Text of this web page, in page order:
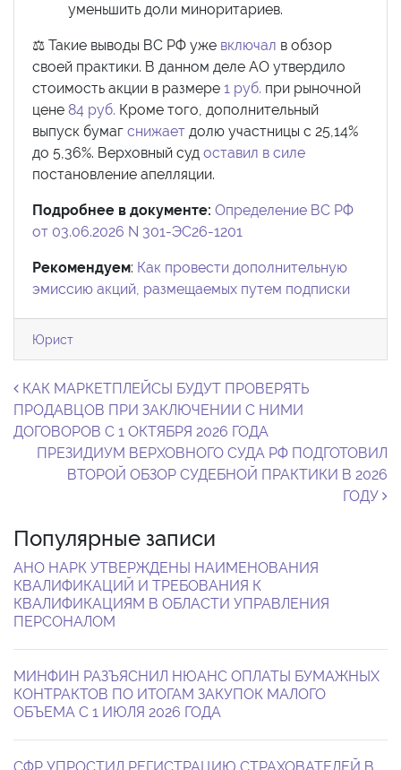
уменьшить доли миноритариев.
⚖️ Такие выводы ВС РФ уже включал в обзор
своей практики. В данном деле АО утвердило
стоимость акции в размере 1 руб. при рыночной
цене 84 руб. Кроме того, дополнительный
выпуск бумаг снижает долю участницы с 25,14%
до 5,36%. Верховный суд оставил в силе
постановление апелляции.
Подробнее в документе: Определение ВС РФ
от 03.06.2026 N 301-ЭС26-1201
Рекомендуем: Как провести дополнительную
эмиссию акций, размещаемых путем подписки
Юрист
Навигация по записям
КАК МАРКЕТПЛЕЙСЫ БУДУТ ПРОВЕРЯТЬ
ПРОДАВЦОВ ПРИ ЗАКЛЮЧЕНИИ С НИМИ
ДОГОВОРОВ С 1 ОКТЯБРЯ 2026 ГОДА
ПРЕЗИДИУМ ВЕРХОВНОГО СУДА РФ ПОДГОТОВИЛ
ВТОРОЙ ОБЗОР СУДЕБНОЙ ПРАКТИКИ В 2026
ГОДУ
Популярные записи
АНО НАРК УТВЕРЖДЕНЫ НАИМЕНОВАНИЯ
КВАЛИФИКАЦИЙ И ТРЕБОВАНИЯ К
КВАЛИФИКАЦИЯМ В ОБЛАСТИ УПРАВЛЕНИЯ
ПЕРСОНАЛОМ
МИНФИН РАЗЪЯСНИЛ НЮАНС ОПЛАТЫ БУМАЖНЫХ
КОНТРАКТОВ ПО ИТОГАМ ЗАКУПОК МАЛОГО
ОБЪЕМА С 1 ИЮЛЯ 2026 ГОДА